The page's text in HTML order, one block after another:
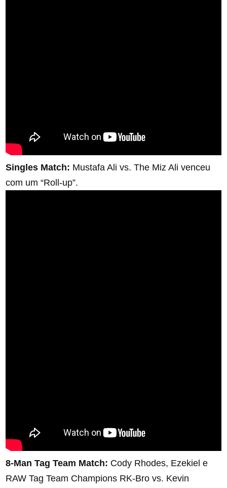
Singles Match: Mustafa Ali vs. The Miz Ali venceu
com um “Roll-up”.
8-Man Tag Team Match: Cody Rhodes, Ezekiel e
RAW Tag Team Champions RK-Bro vs. Kevin